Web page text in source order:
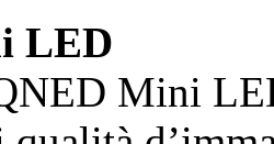
LED
Mini